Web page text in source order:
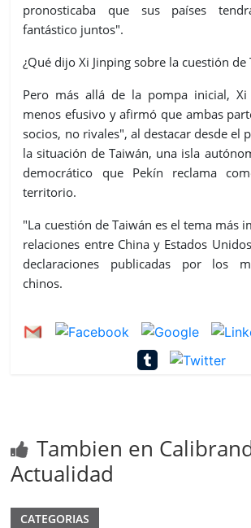
pronosticaba que sus países
fantástico juntos".
¿Qué dijo Xi Jinping sobre la cuestión de
Pero más allá de la pompa inicial,
menos efusivo y afirmó que ambas
socios, no rivales", al destacar desde el
la situación de Taiwán, una isla
democrático que Pekín reclama
territorio.
"La cuestión de Taiwán es el tema más
relaciones entre China y Estados
declaraciones publicadas por los
chinos.
Tambien en
Actualidad
CATEGORIAS